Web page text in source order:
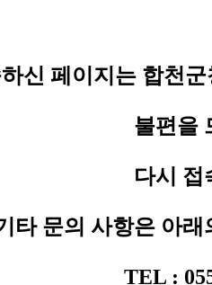
신 페이지는 합천
불편을
다시 접
타 문의 사항은 아
TEL :